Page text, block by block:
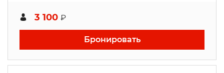
3 100 ₽
Бронировать